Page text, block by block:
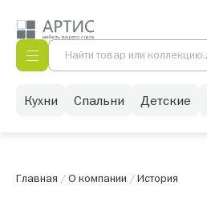
Кухни Спальни Детские
Главная /О компании /История